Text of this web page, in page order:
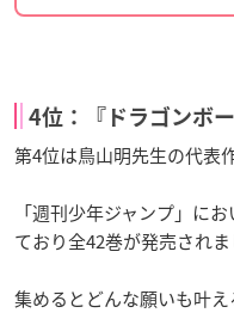
4位：『ドラゴンボー
第4位は鳥山明先生の代表
「週刊少年ジャンプ」に
ており全42巻が発売されま
集めるとどんな願いも叶